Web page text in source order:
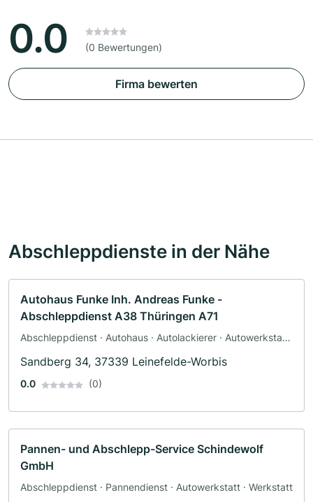
0.0 (0 Bewertungen)
Firma bewerten
Abschleppdienste in der Nähe
Autohaus Funke Inh. Andreas Funke -
Abschleppdienst A38 Thüringen A71
Abschleppdienst · Autohaus · Autolackierer · Autowerkstatt
Sandberg 34, 37339 Leinefelde-Worbis
0.0 (0)
Pannen- und Abschlepp-Service Schindewolf
GmbH
Abschleppdienst · Pannendienst · Autowerkstatt · Werkstatt